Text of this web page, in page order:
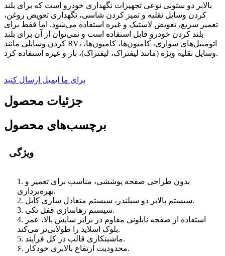
بالابر دو ستونی نوعی تجهیزات نگهداری خودرو است که برای بلند
کردن وسایل نقلیه و تمیز کردن شاسی، نگهداری تعویض روغن،
تعمیر سریع، تعویض لاستیک و غیره استفاده می‌شود. اما فقط برای
بلند کردن خودرو قابل استفاده است و نمی‌توان از آن برای بلند
کردن وسایلی مانند RV، اتومبیل‌های سواری، کامیون‌ها، کامیون‌ها،
وسایل نقلیه ویژه (مانند لیفتراک، لیفتراک)، بار و غیره استفاده کرد.
برای ما ایمیل ارسال کنید
جزئیات محصول
برچسب‌های محصول
ویژگی
1. بدون طراحی صفحه پوششی، مناسب برای تعمیر و
بهره‌برداری.
2. سیستم بالابر دو سیلندر، سیستم متعادل سازی کابل.
3. سیستم رهاسازی قفل تکی.
4. استفاده از صفحه نایلونی مقاوم در برابر سایش بالا، عمر
بلوک اسلاید را طولانی‌تر می‌کند.
5. ماشینکاری قالب در کل فرآیند.
۶. محدودیت ارتفاع بالابری خودکار.